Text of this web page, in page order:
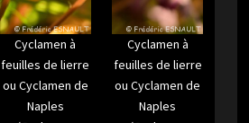
Cyclamen à
feuilles de lierre
ou Cyclamen de
Naples
Cyclamen à
feuilles de lierre
ou Cyclamen de
Naples